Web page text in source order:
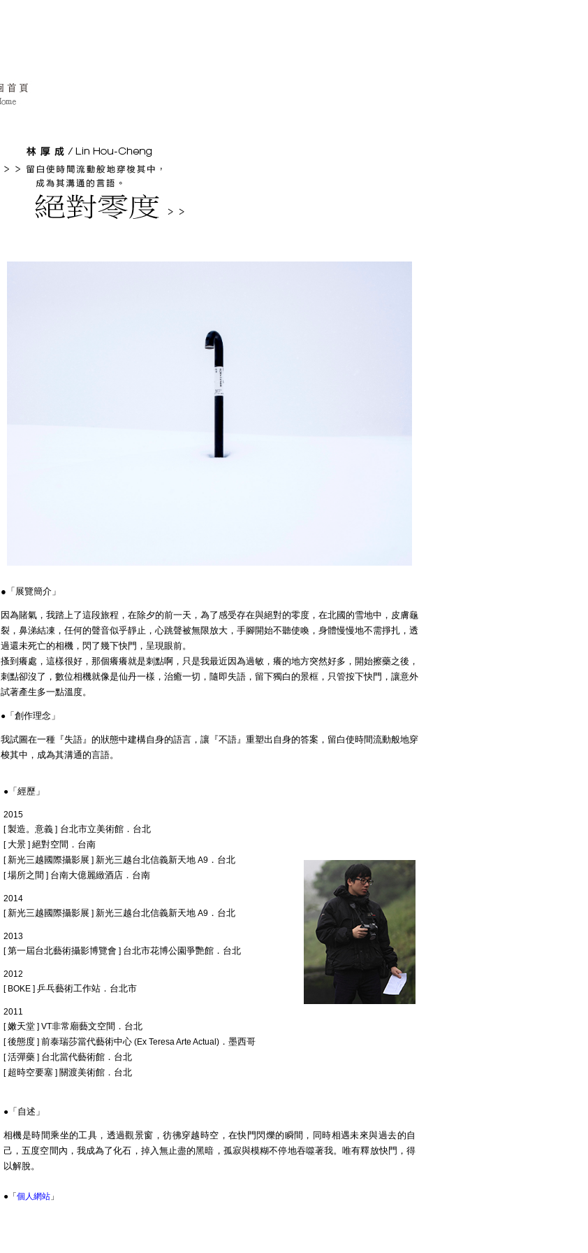
●「展覽簡介」
因為賭氣，我踏上了這段旅程，在除夕的前一天，為了感受存在與絕對的零度，在北國的雪地中，皮膚龜
裂，鼻涕結凍，任何的聲音似乎靜止，心跳聲被無限放大，手腳開始不聽使喚，身體慢慢地不需掙扎，透
過還未死亡的相機，閃了幾下快門，呈現眼前。
搔到癢處，這樣很好，那個癢癢就是刺點啊，只是我最近因為過敏，癢的地方突然好多，開始擦藥之後，
刺點卻沒了，數位相機就像是仙丹一樣，治癒一切，隨即失語，留下獨白的景框，只管按下快門，讓意外
試著產生多一點溫度。
● 「創作理念」
我試圖在一種『失語』的狀態中建構自身的語言，讓『不語』重塑出自身的答案，留白使時間流動般地穿
梭其中，成為其溝通的言語。
● 「經歷」
2015
[製造。意義 ] 台北市立美術館．台北
[ 大景 ] 絕對空間．台南
[ 新光三越國際攝影展 ] 新光三越台北信義新天地 A9 ．台北
[場所之間 ] 台南大億麗緻酒店．台南
2014
[ 新光三越國際攝影展 ] 新光三越台北信義新天地 A9 ．台北
2013
[第一屆台北藝術攝影博覽會 ] 台北市花博公園爭艷館．台北
2012
[ BOKE ] 乒乓藝術工作站．台北市
2011
[嫩天堂 ] VT非常廟藝文空間．台北
[後態度 ] 前泰瑞莎當代藝術中心 (Ex Teresa Arte Actual) ．墨西哥
[活彈藥 ] 台北當代藝術館．台北
[ 超時空要塞 ] 關渡美術館．台北
● 「自述」
相機是時間乘坐的工具，透過觀景窗，彷彿穿越時空，在快門閃爍的瞬間，同時相遇未來與過去的自
己，五度空間內，我成為了化石，掉入無止盡的黑暗，孤寂與模糊不停地吞噬著我。唯有釋放快門，得
以解脫。
●「 個人網站 」